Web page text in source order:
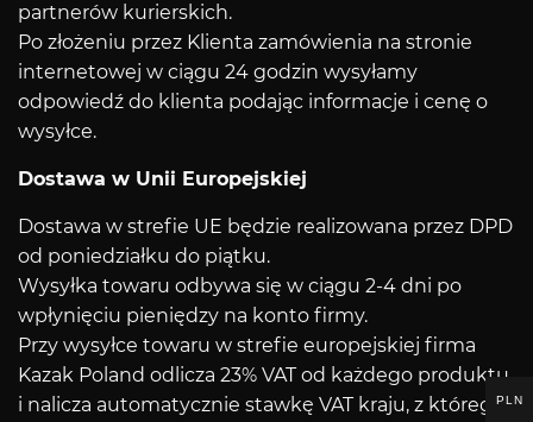
partnerów kurierskich.
Po złożeniu przez Klienta zamówienia na stronie
internetowej w ciągu 24 godzin wysyłamy
odpowiedź do klienta podając informacje i cenę o
wysyłce.
Dostawa w Unii Europejskiej
Dostawa w strefie UE będzie realizowana przez DPD
od poniedziałku do piątku.
Wysyłka towaru odbywa się w ciągu 2-4 dni po
wpłynięciu pieniędzy na konto firmy.
Przy wysyłce towaru w strefie europejskiej firma
Kazak Poland odlicza 23% VAT od każdego produktu
i nalicza automatycznie stawkę VAT kraju, z któregoPLN